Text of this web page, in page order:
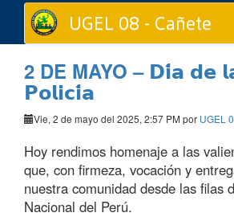
UGEL 08 - Cañete
2 DE MAYO – 𝗗𝗶́𝗮 𝗱𝗲
𝗣𝗼𝗹𝗶𝗰𝗶́𝗮
Vie, 2 de mayo del 2025, 2:57 PM por UGEL
Hoy rendimos homenaje a las
que, con firmeza, vocación y
nuestra comunidad desde las filas
Nacional del Perú.